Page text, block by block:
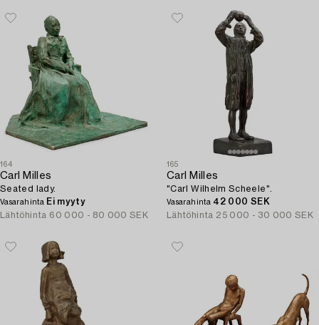
164
Carl Milles
Seated lady.
Vasarahinta Ei myyty
Lähtöhinta 60 000 - 80 000 SEK
165
Carl Milles
"Carl Wilhelm Scheele".
Vasarahinta 42 000 SEK
Lähtöhinta 25 000 - 30 000 SEK